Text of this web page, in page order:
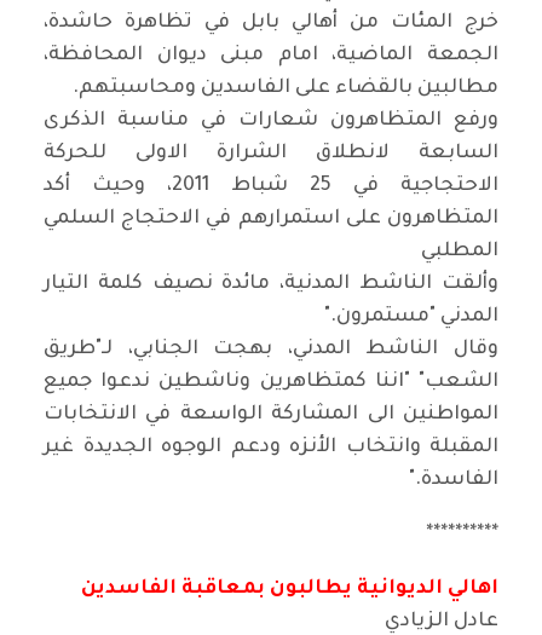
خرج المئات من أهالي بابل في تظاهرة حاشدة،
الجمعة الماضية، امام مبنى ديوان المحافظة،
مطالبين بالقضاء على الفاسدين ومحاسبتهم.
ورفع المتظاهرون شعارات في مناسبة الذكرى
السابعة لانطلاق الشرارة الاولى للحركة
الاحتجاجية في 25 شباط 2011، وحيث أكد
المتظاهرون على استمرارهم في الاحتجاج السلمي
المطلبي
وألقت الناشط المدنية، مائدة نصيف كلمة التيار
المدني "مستمرون".
وقال الناشط المدني، بهجت الجنابي، لـ"طريق
الشعب" "اننا كمتظاهرين وناشطين ندعوا جميع
المواطنين الى المشاركة الواسعة في الانتخابات
المقبلة وانتخاب الأنزه ودعم الوجوه الجديدة غير
الفاسدة".
**********
اهالي الديوانية يطالبون بمعاقبة الفاسدين
عادل الزيادي